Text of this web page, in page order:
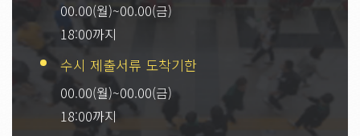
00.00(월)~00.00(금)
18:00까지
수시 제출서류 도착기한
00.00(월)~00.00(금)
18:00까지